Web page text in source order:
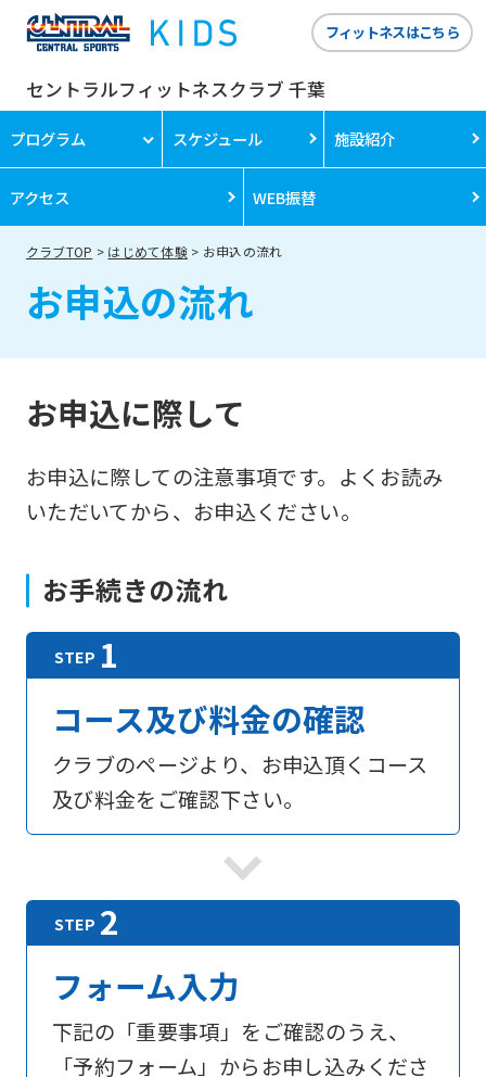
セントラルフィットネスクラブ 千葉
フィットネスはこちら
プログラム スケジュール 施設紹介
アクセス WEB振替
クラブTOP はじめて体験 お申込の流れ
お申込の流れ
お申込に際して
お申込に際しての注意事項です。よくお読み
いただいてから、お申込ください。
お手続きの流れ
コース及び料金の確認
クラブのページより、お申込頂くコース
及び料金をご確認下さい。
フォーム入力
下記の「重要事項」をご確認のうえ、
「予約フォーム」からお申し込みくださ